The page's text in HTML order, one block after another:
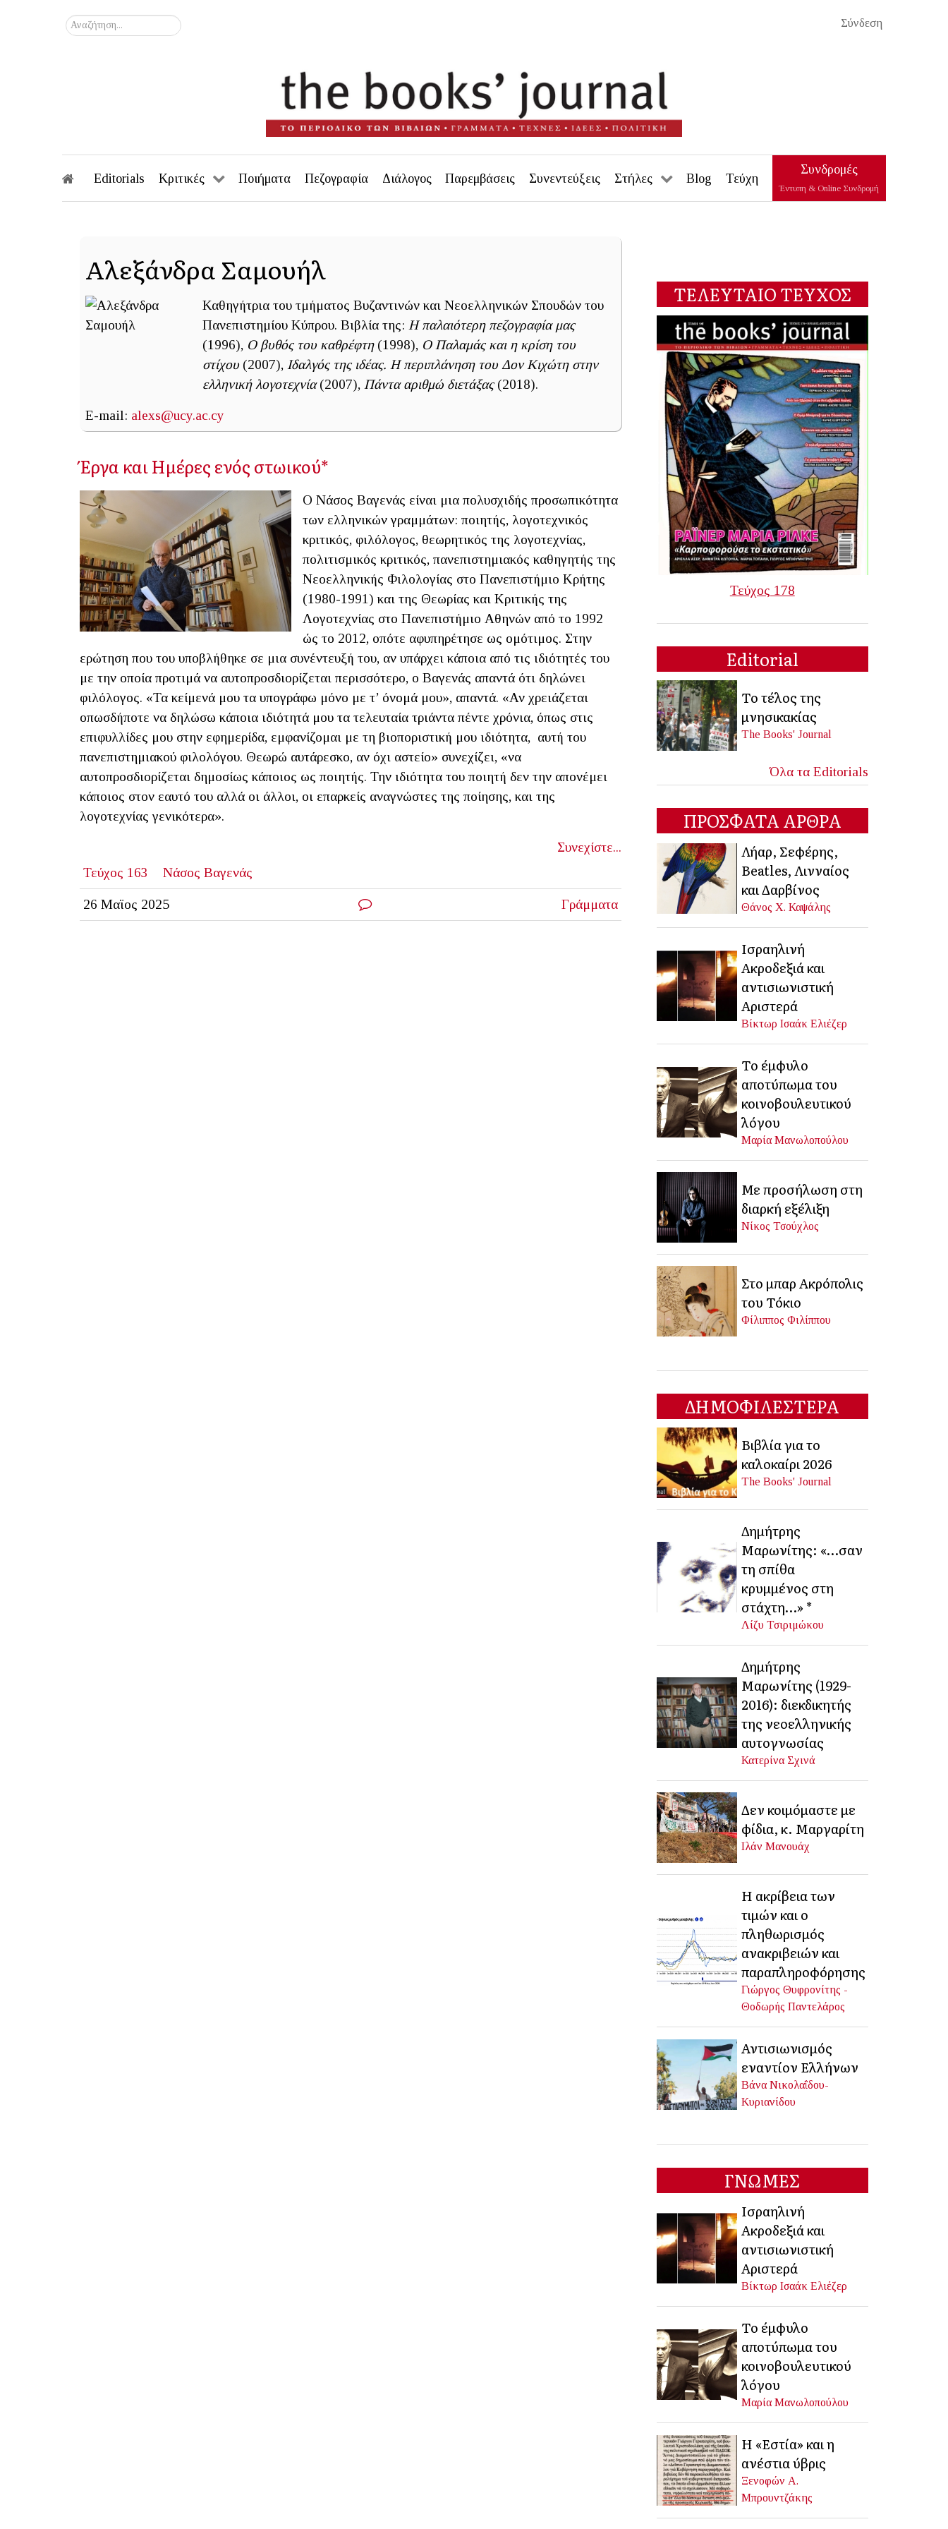
Σύνδεση
Αναζήτηση...
Editorials Κριτικές Ποιήματα Πεζογραφία Διάλογος Παρεμβάσεις Συνεντεύξεις Στήλες Blog Τεύχη
Συνδρομές
Έντυπη & Online Συνδρομή
Αλεξάνδρα Σαμουήλ
Καθηγήτρια του τμήματος Βυζαντινών και Νεοελληνικών Σπουδών του
Πανεπιστημίου Κύπρου. Βιβλία της: Η παλαιότερη πεζογραφία μας
(1996), Ο βυθός του καθρέφτη (1998), Ο Παλαμάς και η κρίση του
στίχου (2007), Ιδαλγός της ιδέας. Η περιπλάνηση του Δον Κιχώτη στην
ελληνική λογοτεχνία(2007), Πάντα αριθμώ διετάξας(2018).
E-mail: alexs@ucy.ac.cy
Έργα και Ημέρες ενός στωικού*
Ο Νάσος Βαγενάς είναι μια πολυσχιδής προσωπικότητα
των ελληνικών γραμμάτων: ποιητής, λογοτεχνικός
κριτικός, φιλόλογος, θεωρητικός της λογοτεχνίας,
πολιτισμικός κριτικός, πανεπιστημιακός καθηγητής της
Νεοελληνικής Φιλολογίας στο Πανεπιστήμιο Κρήτης
(1980-1991) και της Θεωρίας και Κριτικής της
Λογοτεχνίας στο Πανεπιστήμιο Αθηνών από το 1992
ώς το 2012, οπότε αφυπηρέτησε ως ομότιμος. Στην
ερώτηση που του υποβλήθηκε σε μια συνέντευξή του, αν υπάρχει κάποια από τις ιδιότητές του
με την οποία προτιμά να αυτοπροσδιορίζεται περισσότερο, ο Βαγενάς απαντά ότι δηλώνει
φιλόλογος. «Τα κείμενά μου τα υπογράφω μόνο με τ’ όνομά μου», απαντά. «Αν χρειάζεται
οπωσδήποτε να δηλώσω κάποια ιδιότητά μου τα τελευταία τριάντα πέντε χρόνια, όπως στις
επιφυλλίδες μου στην εφημερίδα, εμφανίζομαι με τη βιοποριστική μου ιδιότητα, αυτή του
πανεπιστημιακού φιλολόγου. Θεωρώ αυτάρεσκο, αν όχι αστείο» συνεχίζει, «να
αυτοπροσδιορίζεται δημοσίως κάποιος ως ποιητής. Την ιδιότητα του ποιητή δεν την απονέμει
κάποιος στον εαυτό του αλλά οι άλλοι, οι επαρκείς αναγνώστες της ποίησης, και της
λογοτεχνίας γενικότερα».
Συνεχίστε...
Τεύχος 163
Νάσος Βαγενάς
26 Μαϊος 2025 Γράμματα
ΤΕΛΕΥΤΑΙΟ ΤΕΥΧΟΣ
Τεύχος 178
Editorial
Το τέλος της
μνησικακίας
The Books' Journal
Όλα τα Editorials
ΠΡΟΣΦΑΤΑ ΑΡΘΡΑ
Λήαρ, Σεφέρης,
Beatles, Λινναίος
και Δαρβίνος
Θάνος Χ. Καψάλης
Ισραηλινή
Ακροδεξιά και
αντισιωνιστική
Αριστερά
Βίκτωρ Ισαάκ Ελιέζερ
Το έμφυλο
αποτύπωμα του
κοινοβουλευτικού
λόγου
Μαρία Μανωλοπούλου
Με προσήλωση στη
διαρκή εξέλιξη
Νίκος Τσούχλος
Στο μπαρ Ακρόπολις
του Τόκιο
Φίλιππος Φιλίππου
ΔΗΜΟΦΙΛΕΣΤΕΡΑ
Βιβλία για το
καλοκαίρι 2026
The Books' Journal
Δημήτρης
Μαρωνίτης: «…σαν
τη σπίθα
κρυμμένος στη
στάχτη…» *
Λίζυ Τσιριμώκου
Δημήτρης
Μαρωνίτης (1929-
2016): διεκδικητής
της νεοελληνικής
αυτογνωσίας
Κατερίνα Σχινά
Δεν κοιμόμαστε με
φίδια, κ. Μαργαρίτη
Ιλάν Μανουάχ
Η ακρίβεια των
τιμών και ο
πληθωρισμός
ανακριβειών και
παραπληροφόρησης
Γιώργος Θυφρονίτης -
Θοδωρής Παντελάρος
Αντισιωνισμός
εναντίον Ελλήνων
Βάνα Νικολαΐδου-
Κυριανίδου
ΓΝΩΜΕΣ
Ισραηλινή
Ακροδεξιά και
αντισιωνιστική
Αριστερά
Βίκτωρ Ισαάκ Ελιέζερ
Το έμφυλο
αποτύπωμα του
κοινοβουλευτικού
λόγου
Μαρία Μανωλοπούλου
Η «Εστία» και η
ανέστια ύβρις
Ξενοφών Α.
Μπρουντζάκης